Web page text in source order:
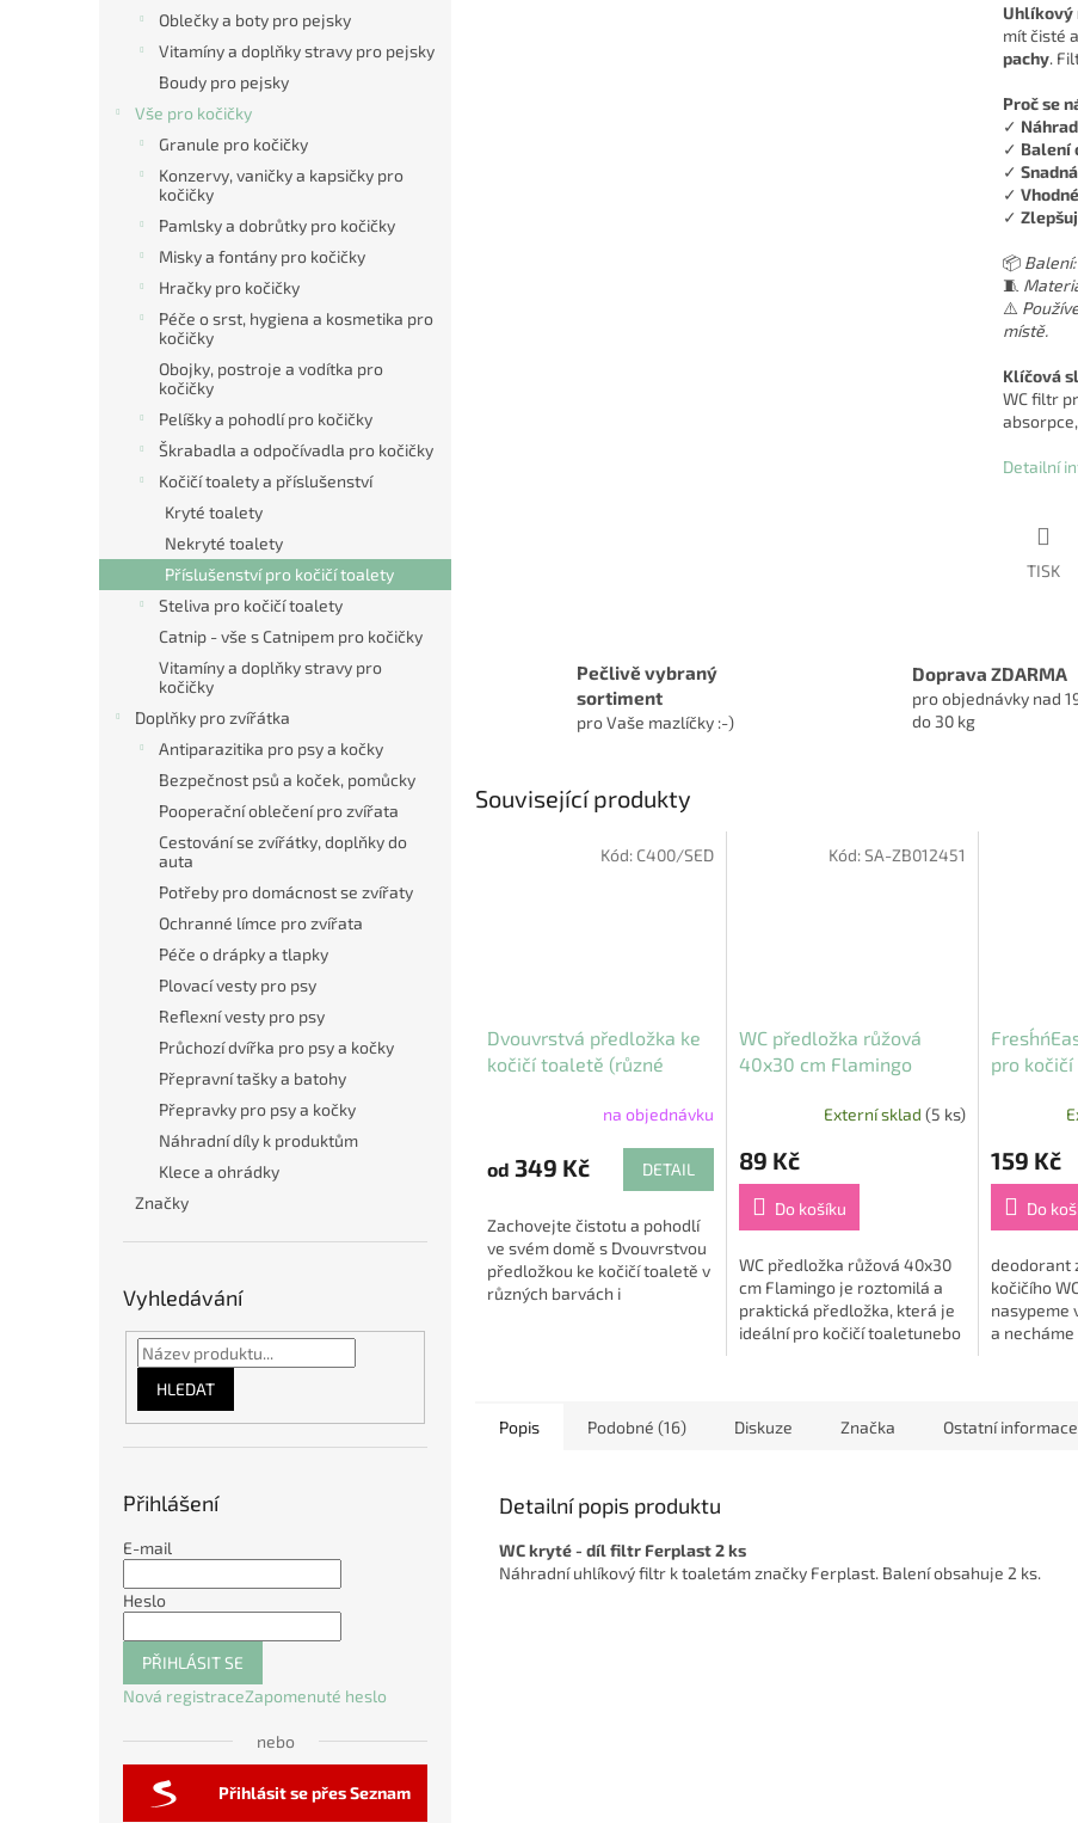
Oblečky a boty pro pejsky
Vitamíny a doplňky stravy pro pejsky
Boudy pro pejsky
Vše pro kočičky
Granule pro kočičky
Konzervy, vaničky a kapsičky pro
kočičky
Pamlsky a dobrůtky pro kočičky
Misky a fontány pro kočičky
Hračky pro kočičky
Péče o srst, hygiena a kosmetika pro
kočičky
Obojky, postroje a vodítka pro
kočičky
Pelíšky a pohodlí pro kočičky
Škrabadla a odpočívadla pro kočičky
Kočičí toalety a příslušenství
Kryté toalety
Nekryté toalety
Příslušenství pro kočičí toalety
Steliva pro kočičí toalety
Catnip - vše s Catnipem pro kočičky
Vitamíny a doplňky stravy pro
kočičky
Doplňky pro zvířátka
Antiparazitika pro psy a kočky
Bezpečnost psů a koček, pomůcky
Pooperační oblečení pro zvířata
Cestování se zvířátky, doplňky do
auta
Potřeby pro domácnost se zvířaty
Ochranné límce pro zvířata
Péče o drápky a tlapky
Plovací vesty pro psy
Reflexní vesty pro psy
Průchozí dvířka pro psy a kočky
Přepravní tašky a batohy
Přepravky pro psy a kočky
Náhradní díly k produktům
Klece a ohrádky
Značky
Vyhledávání
HLEDAT
Přihlášení
E-mail
Heslo
PŘIHLÁSIT SE
Nová registraceZapomenuté heslo
nebo
Přihlásit se přes Seznam
mít čisté a
pachy.
Proč se
✓
✓ Balení
✓
✓
✓
📦
🧵
⚠️
místě.
Klíčová
WC filtr
Detailní
TISK
Pečlivě vybraný
sortiment
pro Vaše mazlíčky :-)
Doprava ZDARMA
pro objednávky nad
do 30 kg
Související produkty
Dvouvrstvá předložka ke
kočičí toaletě (různé
na objednávku
od 349 Kč DETAIL
Zachovejte čistotu a pohodlí
ve svém domě s Dvouvrstvou
předložkou ke kočičí toaletě v
různých barvách i
Kód: C400/SED
WC předložka růžová
40x30 cm Flamingo
Externí sklad (5 ks)
89 Kč
Do košíku
WC předložka růžová 40x30
cm Flamingo je roztomilá a
praktická předložka, která je
ideální pro kočičí toaletunebo
Kód:SA-ZB012451
pro kočičí
159 Kč
Do
deodorant
kočičího
nasypeme
a
Popis Podobné (16) Diskuze Značka Ostatní informace
Detailní popis produktu
WC kryté - díl filtr Ferplast 2 ks
Náhradní uhlíkový filtr k toaletám značky Ferplast. Balení obsahuje 2 ks.